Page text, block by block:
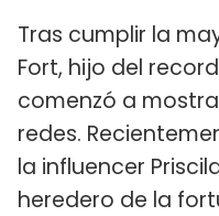
Tras cumplir la
Fort, hijo del
comenzó a
redes.
la influencer
heredero de la